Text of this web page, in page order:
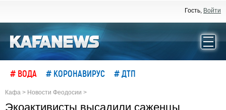
Гость, Войти
# ВОДА # КОРОНАВИРУС # ДТП
Кафа > Новости Феодосии >
Экоактивисты высадили саженцы